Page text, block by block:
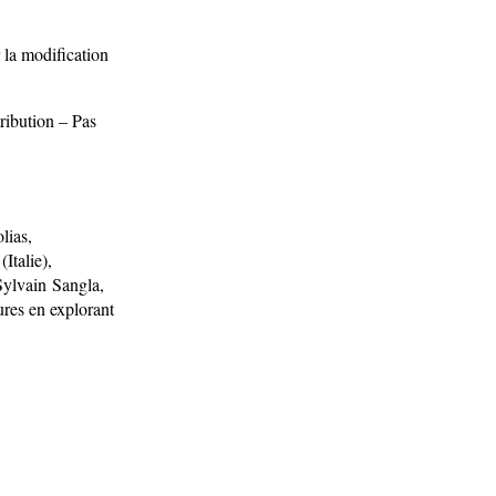
la modification
– Pas
Sangla,
en explorant